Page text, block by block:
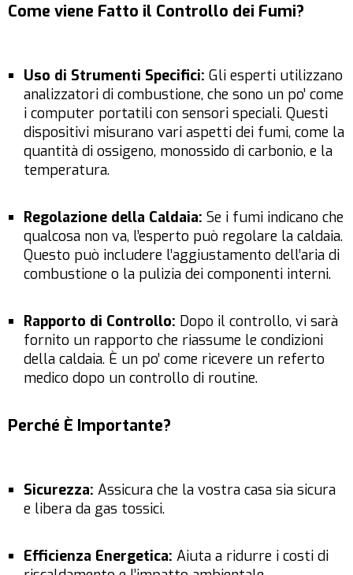
Come viene Fatto il Controllo dei Fumi?
Uso di Strumenti Specifici: Gli esperti utilizzano
analizzatori di combustione, che sono un po’ come
i computer portatili con sensori speciali. Questi
dispositivi misurano vari aspetti dei fumi, come la
quantità di ossigeno, monossido di carbonio, e la
temperatura.
Regolazione della Caldaia: Se i fumi indicano che
qualcosa non va, l’esperto può regolare la caldaia.
Questo può includere l’aggiustamento dell’aria di
combustione o la pulizia dei componenti interni.
Rapporto di Controllo: Dopo il controllo, vi sarà
fornito un rapporto che riassume le condizioni
della caldaia. È un po’ come ricevere un referto
medico dopo un controllo di routine.
Perché È Importante?
Sicurezza: Assicura che la vostra casa sia sicura
e libera da gas tossici.
Efficienza Energetica: Aiuta a ridurre i costi di